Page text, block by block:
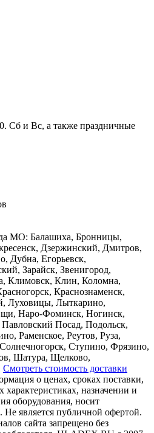
. Сб и Вс, а также праздничные
МО: Балашиха, Бронницы,
Дзержинский, Дмитров,
Дубна, Егорьевск,
Зарайск, Звенигород,
Климовск, Клин, Коломна,
Краснознаменск,
Луховицы, Лыткарино,
Наро-Фоминск, Ногинск,
Посад, Подольск,
Раменское, Реутов, Руза,
Ступино, Фрязино,
Шатура, Щелково,
Смотреть стоимость доставки
о ценах, сроках поставки,
назначении и
оборудования, носит
Не является публичной офертой.
сайта запрещено без